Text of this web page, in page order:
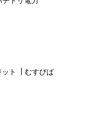
ト むすびば